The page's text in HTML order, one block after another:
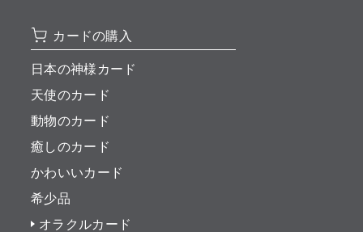
カードの購入
日本の神様カード
天使のカード
動物のカード
癒しのカード
かわいいカード
希少品
オラクルカード